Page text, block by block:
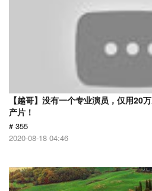
【越哥】没有一个专业演员，仅用20
产片！
# 355
2020-08-18 04:46